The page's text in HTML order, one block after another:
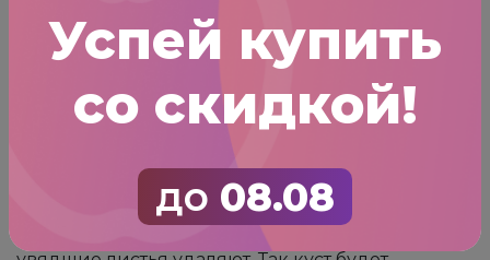
Успей купить
со скидкой!
до 08.08
и не давать почве сильно пересыхать. Почва
должна быть плодородной и с хорошим
дренажем. Для этого можно использовать
гальку или речной песок.
Практически каждую весну корни гейхеры
оголяются, поднимаясь наружу. Их следует
заглубить. По мере роста растения старые